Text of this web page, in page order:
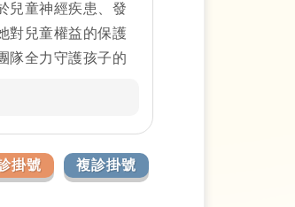
兒童神經疾患、發
對兒童權益的保護
隊全力守護孩子的
貼心、最適切的支
掛號 複診掛號